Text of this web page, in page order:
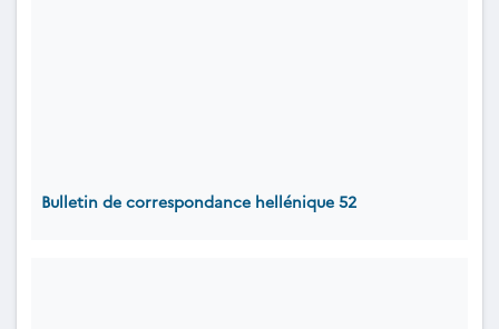
Bulletin de correspondance hellénique 52